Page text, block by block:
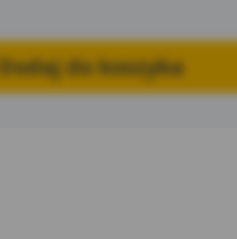
Dodaj do koszyka